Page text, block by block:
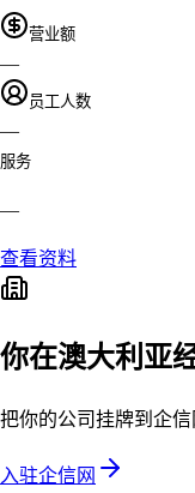
营业额
—
员工人数
—
服务
—
查看资料
你在澳大利亚
把你的公司挂牌到企
入驻企信网